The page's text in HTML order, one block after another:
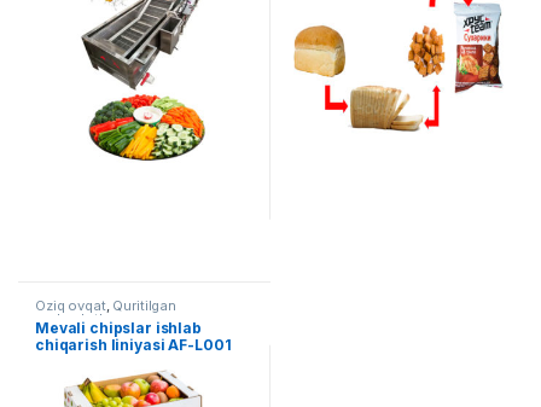
Oziq ovqat, Quritilgan
mahsulotlar
Mevali chipslar ishlab
chiqarish liniyasi AF-L001